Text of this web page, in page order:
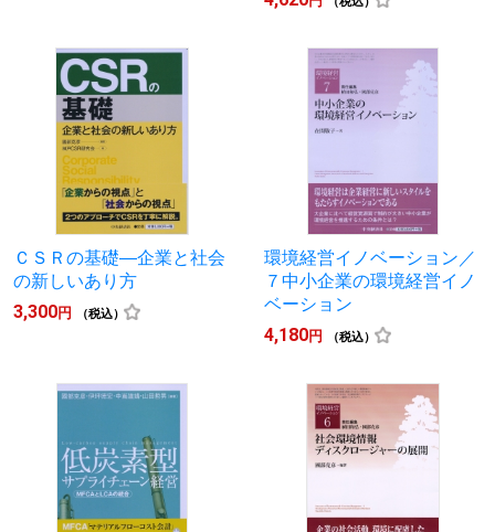
ＣＳＲの基礎―企業と社会
の新しいあり方
3,300円 （税込）
環境経営イノベーション／
７中小企業の環境経営イノ
ベーション
4,180円 （税込）